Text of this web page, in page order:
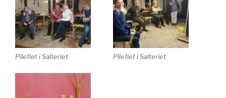
Pileflet i Salteriet Pileflet i Salteriet